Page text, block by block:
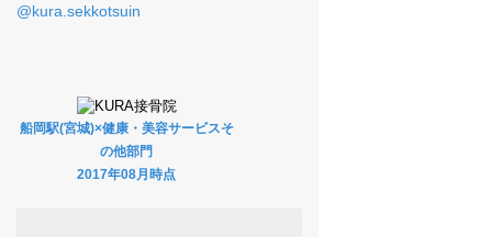
@kura.sekkotsuin
船岡駅(宮城)×健康・美容サービスそ
の他部門
2017年08月時点